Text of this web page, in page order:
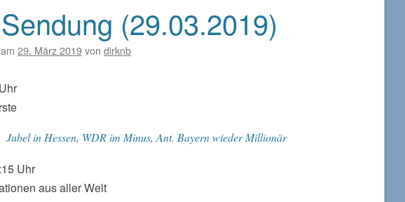
(29.03.2019)
29. März 2019von dirknb
Jubel in Hessen, WDR im Minus, Ant. Bayern wieder Millionär
Uhr
aus aller Welt